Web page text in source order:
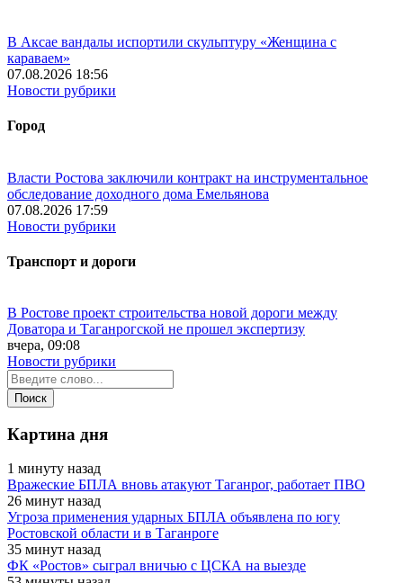
В Аксае вандалы испортили скульптуру «Женщина с
караваем»
07.08.2026 18:56
Новости рубрики
Город
Власти Ростова заключили контракт на инструментальное
обследование доходного дома Емельянова
07.08.2026 17:59
Новости рубрики
Транспорт и дороги
В Ростове проект строительства новой дороги между
Доватора и Таганрогской не прошел экспертизу
вчера, 09:08
Новости рубрики
Картина дня
1 минуту назад
Вражеские БПЛА вновь атакуют Таганрог, работает ПВО
26 минут назад
Угроза применения ударных БПЛА объявлена по югу
Ростовской области и в Таганроге
35 минут назад
ФК «Ростов» сыграл вничью с ЦСКА на выезде